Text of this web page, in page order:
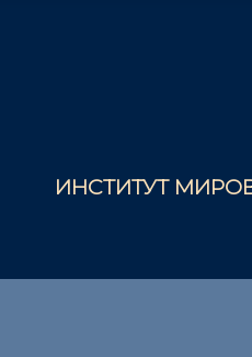
ИНСТИТУТ